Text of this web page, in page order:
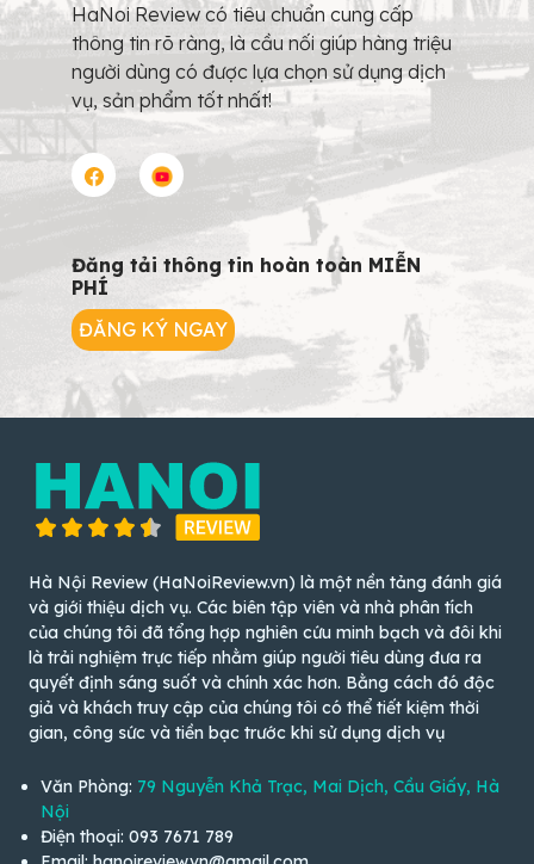
HaNoi Review có tiêu chuẩn cung cấp
thông tin rõ ràng, là cầu nối giúp hàng triệu
người dùng có được lựa chọn sử dụng dịch
vụ, sản phẩm tốt nhất!
Đăng tải thông tin hoàn toàn MIỄN
PHÍ
ĐĂNG KÝ NGAY
Hà Nội Review (HaNoiReview.vn) là một nền tảng đánh giá
và giới thiệu dịch vụ. Các biên tập viên và nhà phân tích
của chúng tôi đã tổng hợp nghiên cứu minh bạch và đôi khi
là trải nghiệm trực tiếp nhằm giúp người tiêu dùng đưa ra
quyết định sáng suốt và chính xác hơn. Bằng cách đó độc
giả và khách truy cập của chúng tôi có thể tiết kiệm thời
gian, công sức và tiền bạc trước khi sử dụng dịch vụ
Văn Phòng: 79 Nguyễn Khả Trạc, Mai Dịch, Cầu Giấy, Hà
Nội
Điện thoại: 093 7671 789